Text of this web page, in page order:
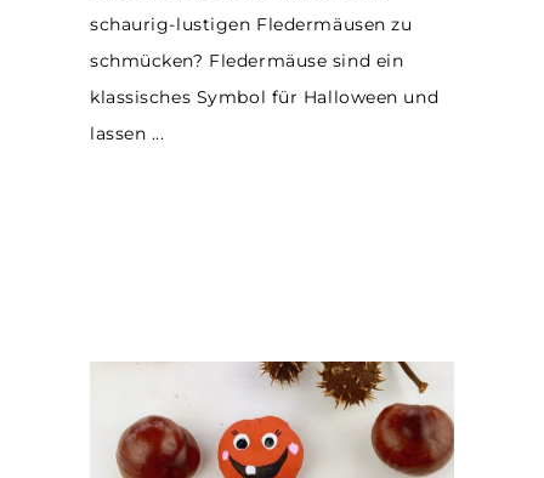
schaurig-lustigen Fledermäusen zu
schmücken? Fledermäuse sind ein
klassisches Symbol für Halloween und
lassen